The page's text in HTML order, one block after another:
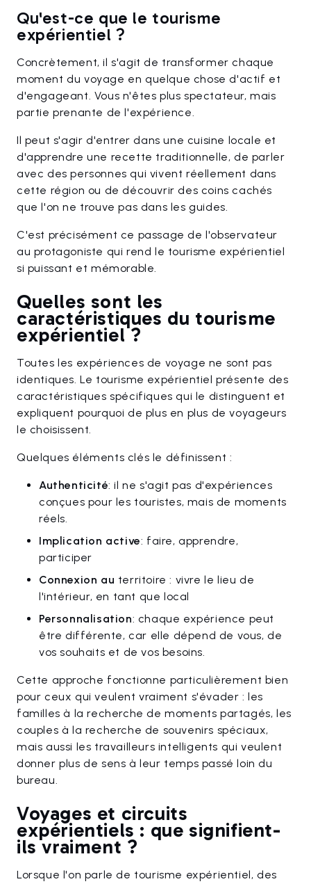
Qu'est-ce que le tourisme
expérientiel ?
Concrètement, il s'agit de transformer chaque
moment du voyage en quelque chose d'actif et
d'engageant. Vous n'êtes plus spectateur, mais
partie prenante de l'expérience.
Il peut s'agir d'entrer dans une cuisine locale et
d'apprendre une recette traditionnelle, de parler
avec des personnes qui vivent réellement dans
cette région ou de découvrir des coins cachés
que l'on ne trouve pas dans les guides.
C'est précisément ce passage de l'observateur
au protagoniste qui rend le tourisme expérientiel
si puissant et mémorable.
Quelles sont les
caractéristiques du tourisme
expérientiel ?
Toutes les expériences de voyage ne sont pas
identiques. Le tourisme expérientiel présente des
caractéristiques spécifiques qui le distinguent et
expliquent pourquoi de plus en plus de voyageurs
le choisissent.
Quelques éléments clés le définissent :
Authenticité: il ne s'agit pas d'expériences
conçues pour les touristes, mais de moments
réels.
Implication active: faire, apprendre,
participer
Connexion au territoire : vivre le lieu de
l'intérieur, en tant que local
Personnalisation: chaque expérience peut
être différente, car elle dépend de vous, de
vos souhaits et de vos besoins.
Cette approche fonctionne particulièrement bien
pour ceux qui veulent vraiment s'évader : les
familles à la recherche de moments partagés, les
couples à la recherche de souvenirs spéciaux,
mais aussi les travailleurs intelligents qui veulent
donner plus de sens à leur temps passé loin du
bureau.
Voyages et circuits
expérientiels : que signifient-
ils vraiment ?
Lorsque l'on parle de tourisme expérientiel, des